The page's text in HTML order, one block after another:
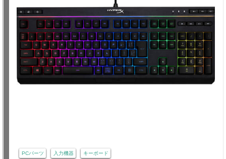
PCパーツ 入力機器 キーボード